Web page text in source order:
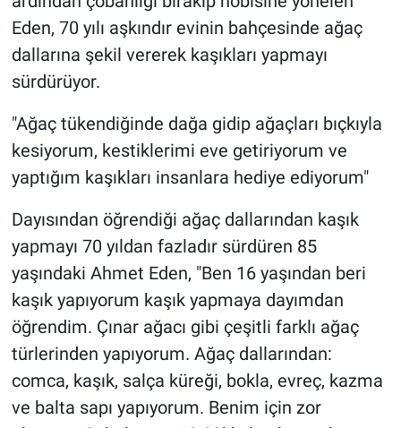
Eden, 70 yılı aşkındır evinin bahçesinde ağaç
dallarına şekil vererek kaşıkları yapmayı
sürdürüyor.
"Ağaç tükendiğinde dağa gidip ağaçları bıçkıyla
kesiyorum, kestiklerimi eve getiriyorum ve
yaptığım kaşıkları insanlara hediye ediyorum"
Dayısından öğrendiği ağaç dallarından kaşık
yapmayı 70 yıldan fazladır sürdüren 85
yaşındaki Ahmet Eden, "Ben 16 yaşından beri
kaşık yapıyorum kaşık yapmaya dayımdan
öğrendim. Çınar ağacı gibi çeşitli farklı ağaç
türlerinden yapıyorum. Ağaç dallarından:
comca, kaşık, salça küreği, bokla, evreç, kazma
ve balta sapı yapıyorum. Benim için zor